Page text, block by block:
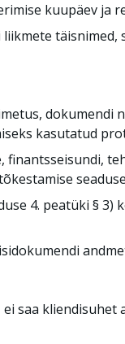
kuupäev ja
täisnimed,
kasutatud
finantsseisundi,
4. peatüki §
saa